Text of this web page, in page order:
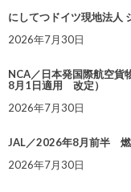
にしてつドイツ現地法人
2026年7月30日
NCA／日本発国際航空貨
8月1日適用 改定）
2026年7月30日
JAL／2026年8月前半 燃
2026年7月30日